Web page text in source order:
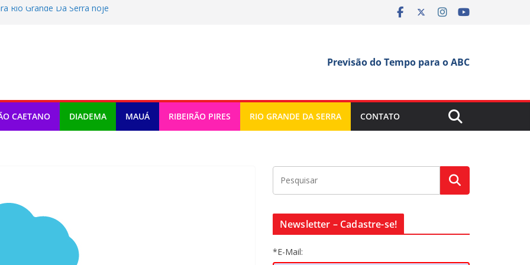
Rio Grande Da Serra hoje
Terceira Idade 2026
tem atividades em Santo André
criação da lei do Pix Pensão
Previsão do Tempo para o ABC
CAETANO DIADEMA MAUÁ RIBEIRÃO PIRES RIO GRANDE DA SERRA CONTATO
Newsletter – Cadastre-se!
*E-Mail: